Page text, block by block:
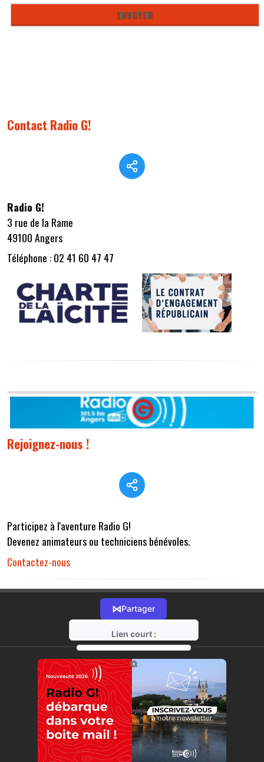
Contact Radio G!
Radio G!
3 rue de la Rame
49100 Angers
Téléphone : 02 41 60 47 47
Rejoignez-nous !
Participez à l'aventure Radio G!
Devenez animateurs ou techniciens bénévoles.
Contactez-nous
⋈Partager
Lien court :
https://radio-g.fr?r32
⧉